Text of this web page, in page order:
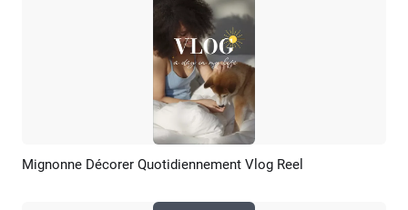
Aperçu Créer IA
Mignonne Décorer Quotidiennement Vlog Reel